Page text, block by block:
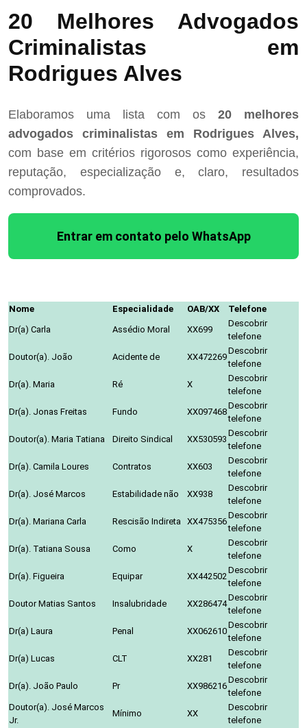
20 Melhores Advogados
Criminalistas em
Rodrigues Alves
Elaboramos uma lista com os 20 melhores
advogados criminalistas em Rodrigues Alves,
com base em critérios rigorosos como experiência,
reputação, especialização e, claro, resultados
comprovados.
Entrar em contato pelo WhatsApp
Nome Especialidade OAB/XX
Telefone
Dr(a) Carla
Assédio Moral XX699
Descobrir
telefone
Doutor(a). João
Acidente de XX472269
Descobrir
telefone
Dr(a). Maria
Ré X
Descobrir
telefone
Dr(a). Jonas Freitas
Fundo XX097468
Descobrir
telefone
Doutor(a). Maria Tatiana
Direito Sindical XX530593
Descobrir
telefone
Dr(a). Camila Loures
Contratos XX603
Descobrir
telefone
Dr(a). José Marcos
Estabilidade não XX938
Descobrir
telefone
Dr(a). Mariana Carla
Rescisão Indireta XX475356
Descobrir
telefone
Dr(a). Tatiana Sousa
Como X
Descobrir
telefone
Dr(a). Figueira
Equipar XX442502
Descobrir
telefone
Doutor Matias Santos
Insalubridade XX286474
Descobrir
telefone
Dr(a) Laura
Penal XX062610
Descobrir
telefone
Dr(a) Lucas
CLT XX281
Descobrir
telefone
Dr(a). João Paulo
Pr XX986216
Descobrir
telefone
Doutor(a). José Marcos
Jr.
Mínimo XX
Descobrir
telefone